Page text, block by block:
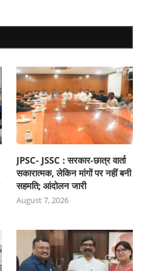
JPSC- JSSC : सरकार-छात्र वार्ता
सकारात्मक, लेकिन मांगों पर नहीं बनी
सहमति; आंदोलन जारी
August 7, 2026